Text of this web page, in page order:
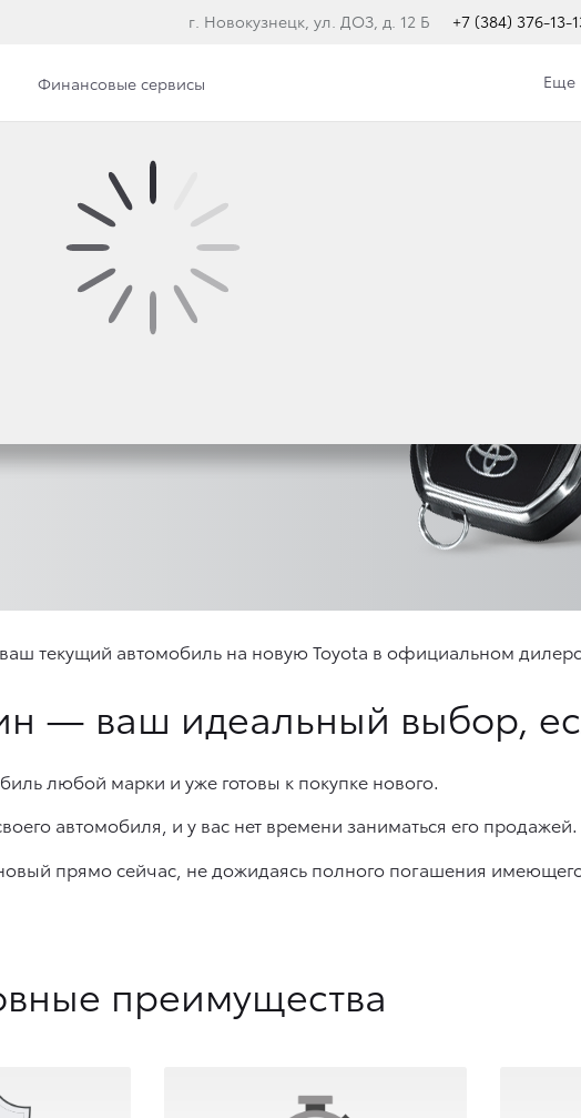
г. Новокузнецк, ул. ДОЗ, д. 12 Б +7 (384) 376-13-
Финансовые сервисы Еще
текущий автомобиль на новую Toyota в официальном
— ваш идеальный выбор,
любой марки и уже готовы к покупке нового.
автомобиля, и у вас нет времени заниматься его продажей.
прямо сейчас, не дожидаясь полного погашения
преимущества